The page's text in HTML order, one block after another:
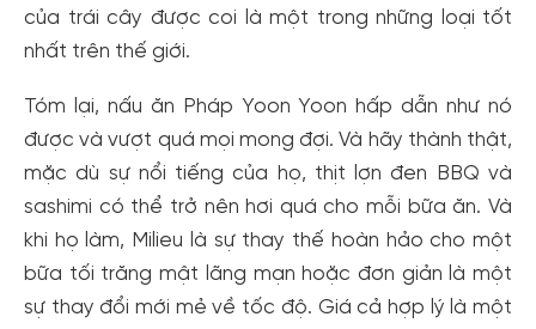
của trái cây được coi là một trong những loại tốt
nhất trên thế giới.
Tóm lại, nấu ăn Pháp Yoon Yoon hấp dẫn như nó
được và vượt quá mọi mong đợi. Và hãy thành thật,
mặc dù sự nổi tiếng của họ, thịt lợn đen BBQ và
sashimi có thể trở nên hơi quá cho mỗi bữa ăn. Và
khi họ làm, Milieu là sự thay thế hoàn hảo cho một
bữa tối trăng mật lãng mạn hoặc đơn giản là một
sự thay đổi mới mẻ về tốc độ. Giá cả hợp lý là một
Đăng nhập Facebook
Đăng nhập Google